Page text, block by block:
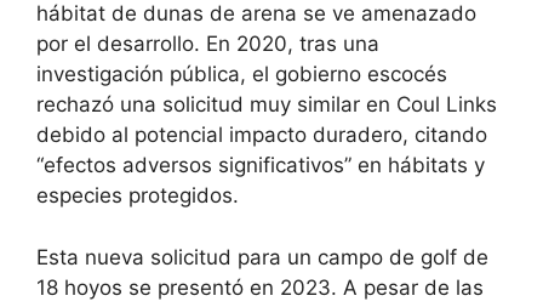
hábitat de dunas de arena se ve amenazado
por el desarrollo. En 2020, tras una
investigación pública, el gobierno escocés
rechazó una solicitud muy similar en Coul Links
debido al potencial impacto duradero, citando
“efectos adversos significativos” en hábitats y
especies protegidos.
Esta nueva solicitud para un campo de golf de
18 hoyos se presentó en 2023. A pesar de las